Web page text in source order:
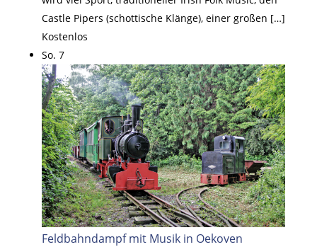
Castle Pipers (schottische Klänge), einer großen […]
Kostenlos
So. 7
Feldbahndampf mit Musik in Oekoven